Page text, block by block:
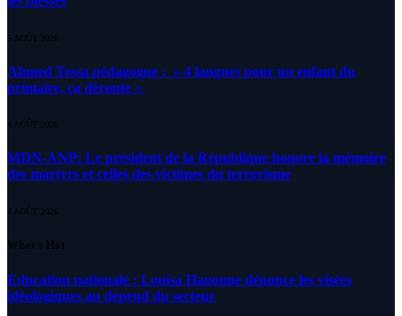
5 AOÛT 2026
Ahmed Tessa pédagogue : » 4 langues pour un enfant du
primaire, ça déroute «
4 AOÛT 2026
MDN-ANP: Le président de la République honore la mémoire
des martyrs et celles des victimes du terrorisme
4 AOÛT 2026
What's Hot
Education nationale : Louisa Hanoune dénonce les visées
idéologiques au dépend du secteur